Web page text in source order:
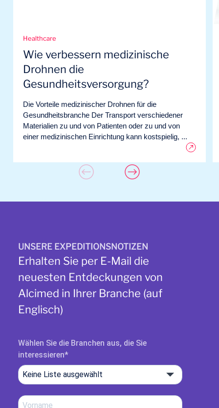
Healthcare
Wie verbessern medizinische
Drohnen die
Gesundheitsversorgung?
Die Vorteile medizinischer Drohnen für die
Gesundheitsbranche Der Transport verschiedener
Materialien zu und von Patienten oder zu und von
einer medizinischen Einrichtung kann kostspielig, ...
UNSERE EXPEDITIONSNOTIZEN
Erhalten Sie per E-Mail die
neuesten Entdeckungen von
Alcimed in Ihrer Branche (auf
Englisch)
Wählen Sie die Branchen aus, die Sie
interessieren
Keine Liste ausgewählt